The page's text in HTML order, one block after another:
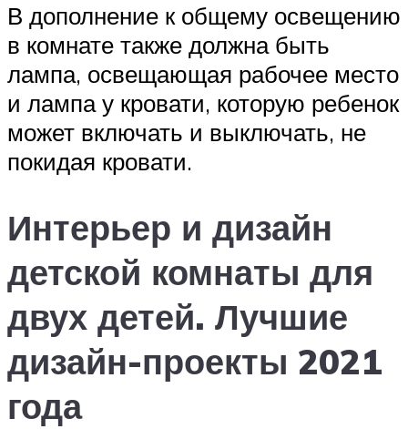
В дополнение к общему освещению
в комнате также должна быть
лампа, освещающая рабочее место
и лампа у кровати, которую ребенок
может включать и выключать, не
покидая кровати.
Интерьер и дизайн
детской комнаты для
двух детей. Лучшие
дизайн-проекты 2021
года